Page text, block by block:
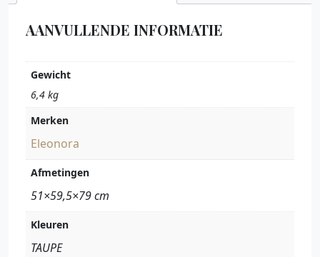
AANVULLENDE INFORMATIE
Gewicht
6,4 kg
Merken
Eleonora
Afmetingen
51×59,5×79 cm
Kleuren
TAUPE